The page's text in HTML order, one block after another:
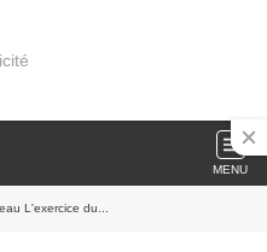
MENU
L'exercice du...